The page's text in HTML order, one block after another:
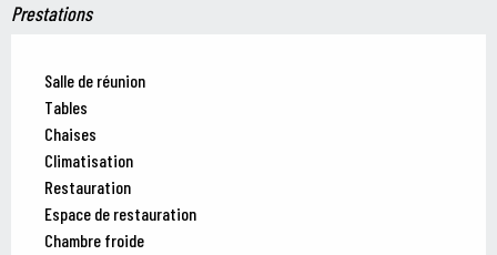
Prestations
Salle de réunion
Tables
Chaises
Climatisation
Restauration
Espace de restauration
Chambre froide